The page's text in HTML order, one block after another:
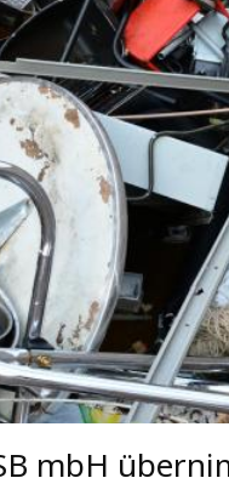
mbH